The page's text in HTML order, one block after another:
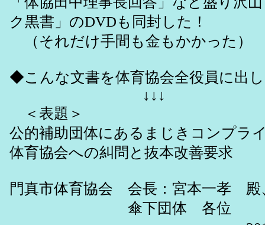
ク黒書」のDVDも同封した！
（それだけ手間も金もかかった）
◆こんな文書を体育協会全役員に出
↓↓↓
＜表題＞
公的補助団体にあるまじきコンプラ
体育協会への糾問と抜本改善要求
門真市体育協会 会長：宮本一孝
傘下団体 各位